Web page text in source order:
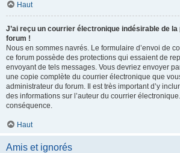
Haut
J’ai reçu un courrier électronique indésirable de la
forum !
Nous en sommes navrés. Le formulaire d’envoi de
ce forum possède des protections qui essaient de
envoyant de tels messages. Vous devriez envoyer
une copie complète du courrier électronique que
administrateur du forum. Il est très important d’y
des informations sur l’auteur du courrier
conséquence.
Haut
Amis et ignorés